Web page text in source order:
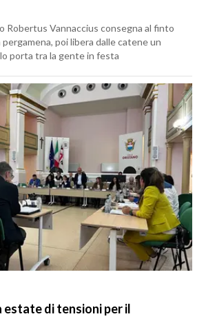
Robertus Vannaccius consegna al finto
poi libera dalle catene un
porta tra la gente in festa
di tensioni per il